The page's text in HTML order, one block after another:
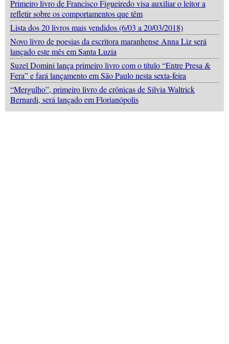
Primeiro livro de Francisco Figueiredo visa auxiliar o leitor a
refletir sobre os comportamentos que têm
Lista dos 20 livros mais vendidos (6/03 a 20/03/2018)
Novo livro de poesias da escritora maranhense Anna Liz será
lançado este mês em Santa Luzia
Suzel Domini lança primeiro livro com o título “Entre Presa &
Fera” e fará lançamento em São Paulo nesta sexta-feira
“Mergulho”, primeiro livro de crônicas de Silvia Waltrick
Bernardi, será lançado em Florianópolis